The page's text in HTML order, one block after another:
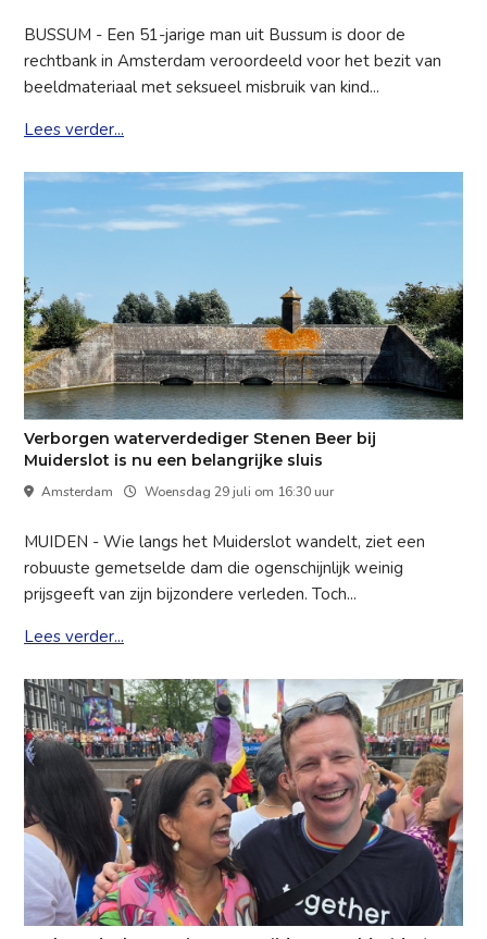
BUSSUM - Een 51-jarige man uit Bussum is door de
rechtbank in Amsterdam veroordeeld voor het bezit van
beeldmateriaal met seksueel misbruik van kind...
Lees verder...
Verborgen waterverdediger Stenen Beer bij
Muiderslot is nu een belangrijke sluis
Amsterdam Woensdag 29 juli om 16:30 uur
MUIDEN - Wie langs het Muiderslot wandelt, ziet een
robuuste gemetselde dam die ogenschijnlijk weinig
prijsgeeft van zijn bijzondere verleden. Toch...
Lees verder...